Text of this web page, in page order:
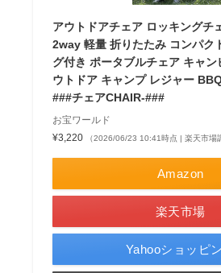
アウトドアチェア ロッキングチ
2way 軽量 折りたたみ コンパク
グ付き ポータブルチェア キャ
ウトドア キャンプ レジャー
###チェアCHAIR-###
お宝ワールド
¥3,220
（2026/06/23 10:41時点 | 楽天市場
Amazon
楽天市場
Yahooショッピ